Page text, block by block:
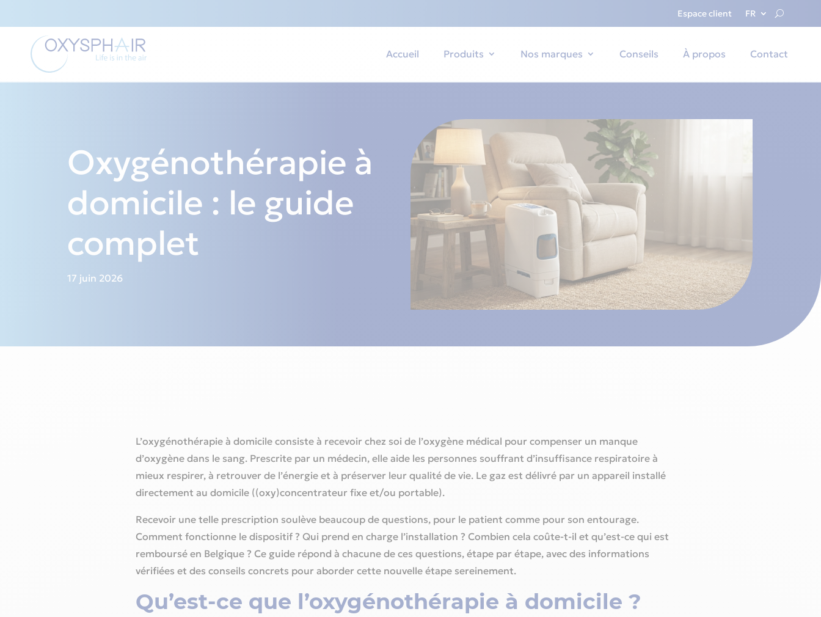
Espace client FR
Accueil Produits Nos marques Conseils À propos Contact
Oxygénothérapie à
domicile : le guide
complet
17 juin 2026
L’oxygénothérapie à domicile consiste à recevoir chez soi de l’oxygène médical pour compenser un manque
d’oxygène dans le sang. Prescrite par un médecin, elle aide les personnes souffrant d’insuffisance respiratoire à
mieux respirer, à retrouver de l’énergie et à préserver leur qualité de vie. Le gaz est délivré par un appareil installé
directement au domicile ((oxy)concentrateur fixe et/ou portable).
Recevoir une telle prescription soulève beaucoup de questions, pour le patient comme pour son entourage.
Comment fonctionne le dispositif ? Qui prend en charge l’installation ? Combien cela coûte-t-il et qu’est-ce qui est
remboursé en Belgique ? Ce guide répond à chacune de ces questions, étape par étape, avec des informations
vérifiées et des conseils concrets pour aborder cette nouvelle étape sereinement.
Qu’est-ce que l’oxygénothérapie à domicile ?